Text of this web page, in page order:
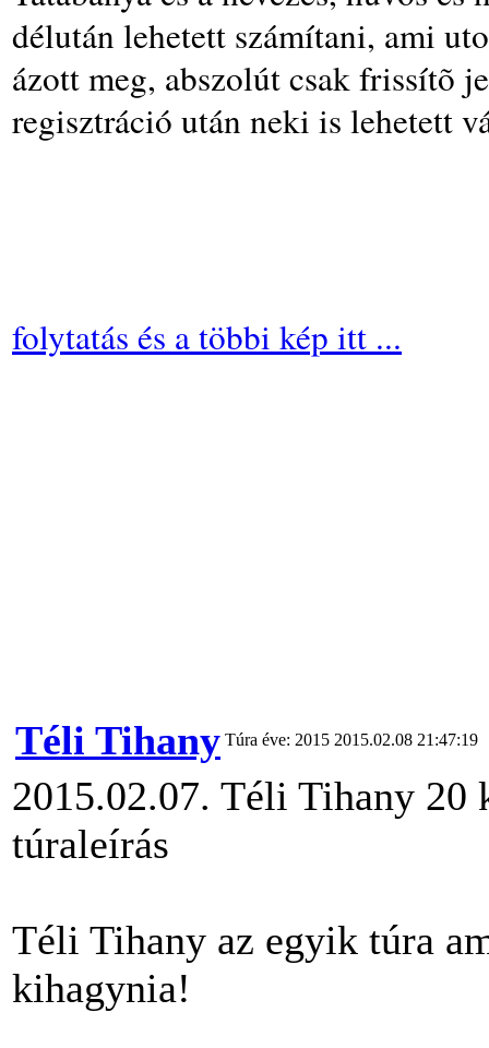
délután lehetett számítani, ami
ázott meg, abszolút csak frissítõ
regisztráció után neki is lehetett
folytatás és a többi kép itt ...
Téli Tihany Túra éve: 2015 2015.02.08 21:47:19
2015.02.07. Téli Tihany 20
túraleírás
Téli Tihany az egyik túra
kihagynia!